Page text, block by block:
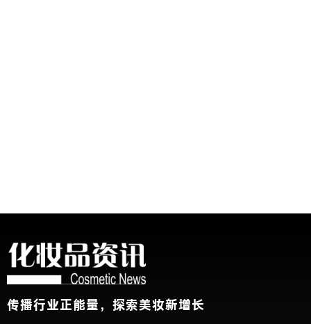
传播行业正能量，探索美妆新增长